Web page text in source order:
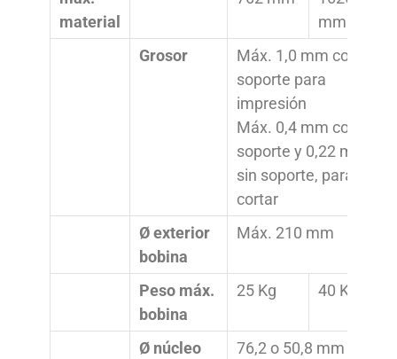
material
mm
Grosor
Máx. 1,0 mm con
soporte para
impresión
Máx. 0,4 mm con
soporte y 0,22 mm
sin soporte, para
cortar
Ø exterior
bobina
Máx. 210 mm
Peso máx.
bobina
25 Kg 40 Kg
Ø núcleo
76,2 o 50,8 mm